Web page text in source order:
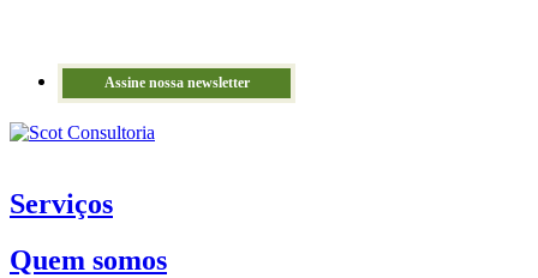
Assine nossa newsletter
Serviços
Quem somos